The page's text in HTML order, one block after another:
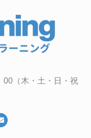
（木・土・日・祝
Email